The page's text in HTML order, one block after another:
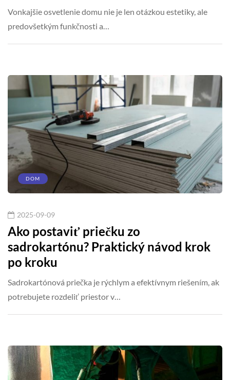
Vonkajšie osvetlenie domu nie je len otázkou estetiky, ale
predovšetkým funkčnosti a…
DOM
2025-09-09
Ako postaviť priečku zo
sadrokartónu? Praktický návod krok
po kroku
Sadrokartónová priečka je rýchlym a efektívnym riešením, ak
potrebujete rozdeliť priestor v…